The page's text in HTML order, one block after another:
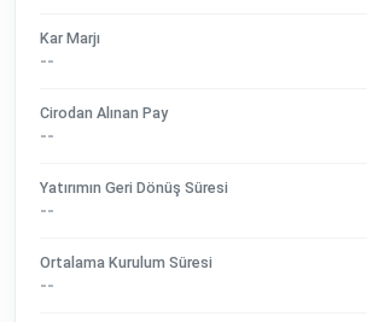
Kar Marjı
--
Cirodan Alınan Pay
--
Yatırımın Geri Dönüş Süresi
--
Ortalama Kurulum Süresi
--